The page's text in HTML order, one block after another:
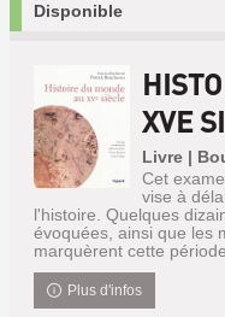
Disponible
XVE
Livre |
Cet
vise à
l'histoire. Quelques
évoquées, ainsi que les
marquèrent cette période
Plus d'infos